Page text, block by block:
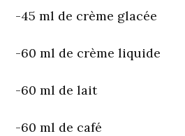
-45 ml de crème glacée
-60 ml de crème liquide
-60 ml de lait
-60 ml de café